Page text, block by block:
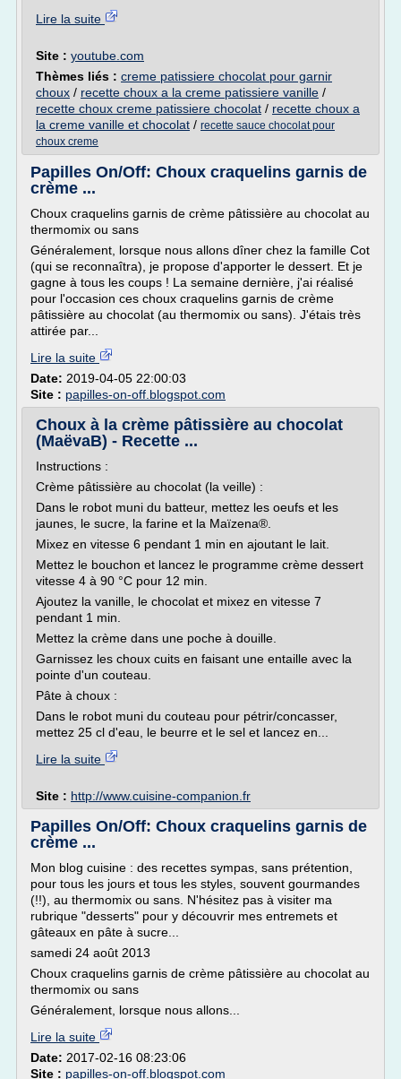
Lire la suite
Site : youtube.com
Thèmes liés : creme patissiere chocolat pour garnir
choux / recette choux a la creme patissiere vanille /
recette choux creme patissiere chocolat / recette choux a
la creme vanille et chocolat / recette sauce chocolat pour
choux creme
Papilles On/Off: Choux craquelins garnis de
crème ...
Choux craquelins garnis de crème pâtissière au chocolat au
thermomix ou sans
Généralement, lorsque nous allons dîner chez la famille Cot
(qui se reconnaîtra), je propose d'apporter le dessert. Et je
gagne à tous les coups ! La semaine dernière, j'ai réalisé
pour l'occasion ces choux craquelins garnis de crème
pâtissière au chocolat (au thermomix ou sans). J'étais très
attirée par...
Lire la suite
Date: 2019-04-05 22:00:03
Site : papilles-on-off.blogspot.com
Choux à la crème pâtissière au chocolat
(MaëvaB) - Recette ...
Instructions :
Crème pâtissière au chocolat (la veille) :
Dans le robot muni du batteur, mettez les oeufs et les
jaunes, le sucre, la farine et la Maïzena®.
Mixez en vitesse 6 pendant 1 min en ajoutant le lait.
Mettez le bouchon et lancez le programme crème dessert
vitesse 4 à 90 °C pour 12 min.
Ajoutez la vanille, le chocolat et mixez en vitesse 7
pendant 1 min.
Mettez la crème dans une poche à douille.
Garnissez les choux cuits en faisant une entaille avec la
pointe d'un couteau.
Pâte à choux :
Dans le robot muni du couteau pour pétrir/concasser,
mettez 25 cl d'eau, le beurre et le sel et lancez en...
Lire la suite
Site : http://www.cuisine-companion.fr
Papilles On/Off: Choux craquelins garnis de
crème ...
Mon blog cuisine : des recettes sympas, sans prétention,
pour tous les jours et tous les styles, souvent gourmandes
(!!), au thermomix ou sans. N'hésitez pas à visiter ma
rubrique "desserts" pour y découvrir mes entremets et
gâteaux en pâte à sucre...
samedi 24 août 2013
Choux craquelins garnis de crème pâtissière au chocolat au
thermomix ou sans
Généralement, lorsque nous allons...
Lire la suite
Date: 2017-02-16 08:23:06
Site : papilles-on-off.blogspot.com